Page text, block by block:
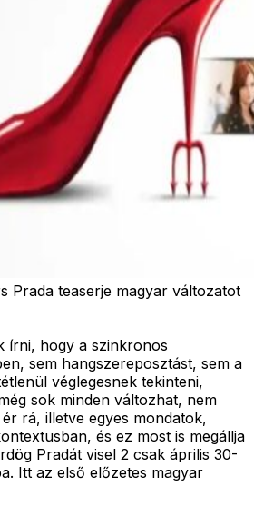
Prada teaserje magyar változatot
írni, hogy a szinkronos
sem hangszereposztást, sem a
véglegesnek tekinteni,
sok minden változhat, nem
rá, illetve egyes mondatok,
és ez most is megállja
Pradát visel 2 csak április 30-
Itt az első előzetes magyar